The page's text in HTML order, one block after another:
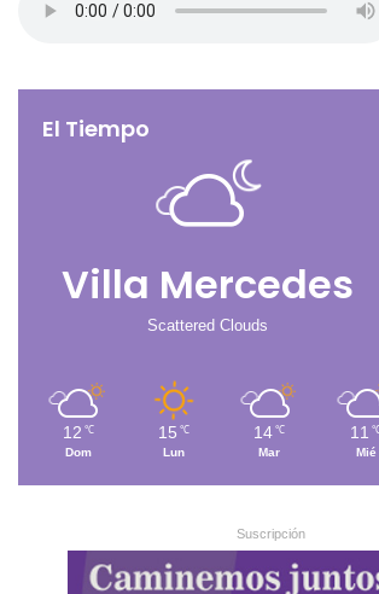
El Tiempo
Villa Mercedes
Scattered Clouds
12 ℃
Dom
15 ℃
Lun
14 ℃
Mar
11 ℃
Mié
Suscripción